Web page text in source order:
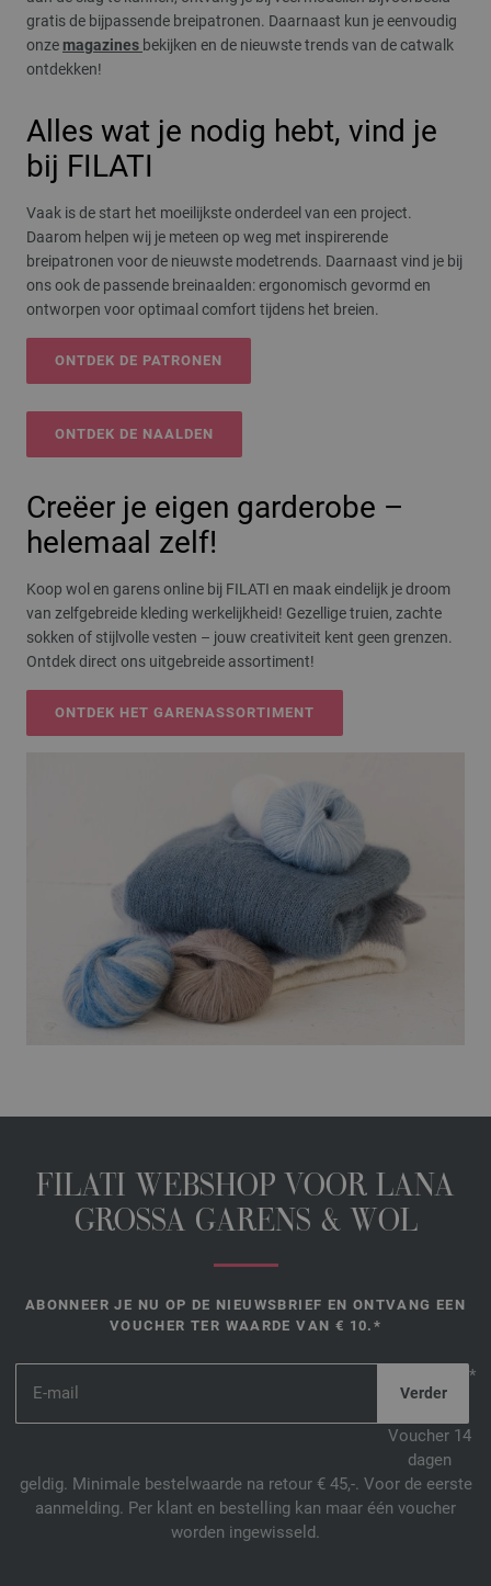
gratis de bijpassende breipatronen. Daarnaast kun je eenvoudig
onze magazines bekijken en de nieuwste trends van de catwalk
ontdekken!
Alles wat je nodig hebt, vind je
bij FILATI
Vaak is de start het moeilijkste onderdeel van een project.
Daarom helpen wij je meteen op weg met inspirerende
breipatronen voor de nieuwste modetrends. Daarnaast vind je bij
ons ook de passende breinaalden: ergonomisch gevormd en
ontworpen voor optimaal comfort tijdens het breien.
ONTDEK DE PATRONEN
ONTDEK DE NAALDEN
Creëer je eigen garderobe –
helemaal zelf!
Koop wol en garens online bij FILATI en maak eindelijk je droom
van zelfgebreide kleding werkelijkheid! Gezellige truien, zachte
sokken of stijlvolle vesten – jouw creativiteit kent geen grenzen.
Ontdek direct ons uitgebreide assortiment!
ONTDEK HET GARENASSORTIMENT
FILATI WEBSHOP VOOR LANA
GROSSA GARENS & WOL
ABONNEER JE NU OP DE NIEUWSBRIEF EN ONTVANG EEN
VOUCHER TER WAARDE VAN € 10.*
*
Voucher 14
dagen
geldig. Minimale bestelwaarde na retour € 45,-. Voor de eerste
aanmelding. Per klant en bestelling kan maar één voucher
worden ingewisseld.